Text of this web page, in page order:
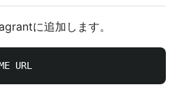
に追加します。